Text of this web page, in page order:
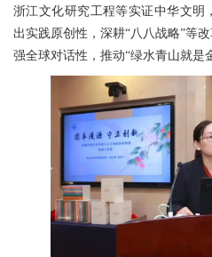
浙江文化研究工程等实证中华文明
出实践原创性，深耕“八八战略”等
强全球对话性，推动“绿水青山就是